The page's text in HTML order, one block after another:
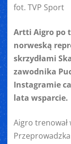
fot. TVP Sport
Artti Aigro po
norweską
skrzydłami
zawodnika
Instagramie
lata wsparcie.
Aigro